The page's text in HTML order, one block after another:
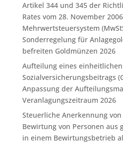
Artikel 344 und 345 der
Rates vom 28. November
Mehrwertsteuersystem
Sonderregelung für
befreiten Goldmünzen 2026
Aufteilung eines einheitlichen
Sozialversicherungsbeitrags
Anpassung der
Veranlagungszeitraum 2026
Steuerliche Anerkennung
Bewirtung von Personen aus
in einem Bewirtungsbetrieb